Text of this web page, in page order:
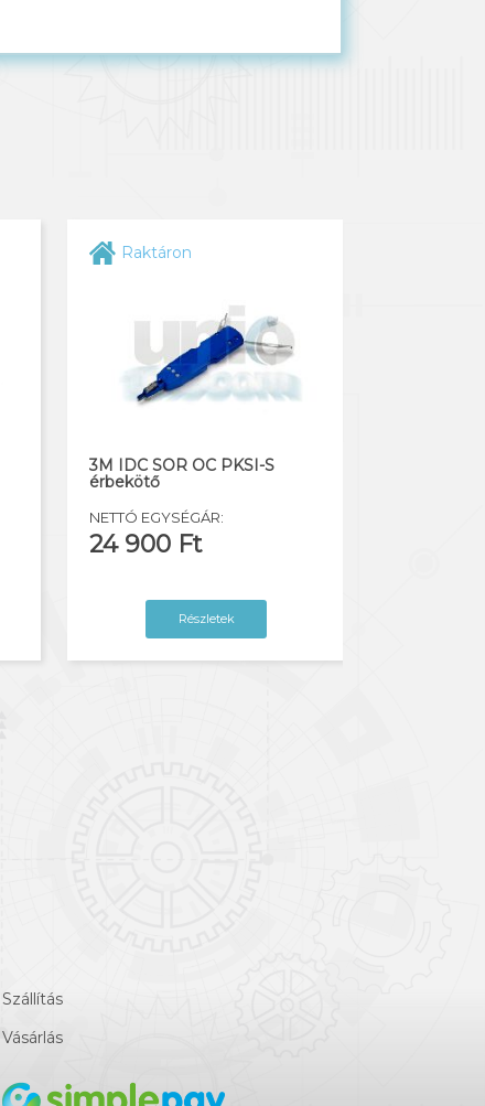
Raktáron
3M IDC SOR OC PKSI-S
érbekötő
NETTÓ EGYSÉGÁR:
24 900 Ft
Részletek
Szállítás
Vásárlás